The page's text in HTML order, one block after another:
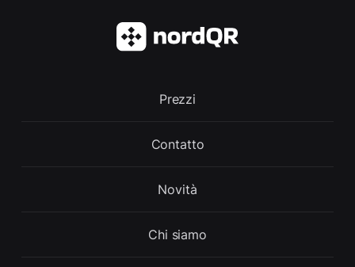
Prezzi
Contatto
Novità
Chi siamo